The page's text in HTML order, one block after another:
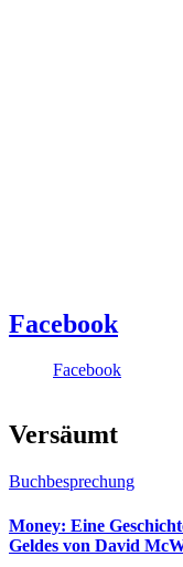
Facebook
Facebook
Versäumt
Buchbesprechung
Money: Eine
Geldes von David